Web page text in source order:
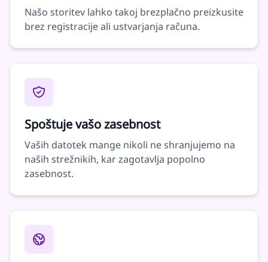
Našo storitev lahko takoj brezplačno preizkusite
brez registracije ali ustvarjanja računa.
Spoštuje vašo zasebnost
Vaših datotek mange nikoli ne shranjujemo na
naših strežnikih, kar zagotavlja popolno
zasebnost.